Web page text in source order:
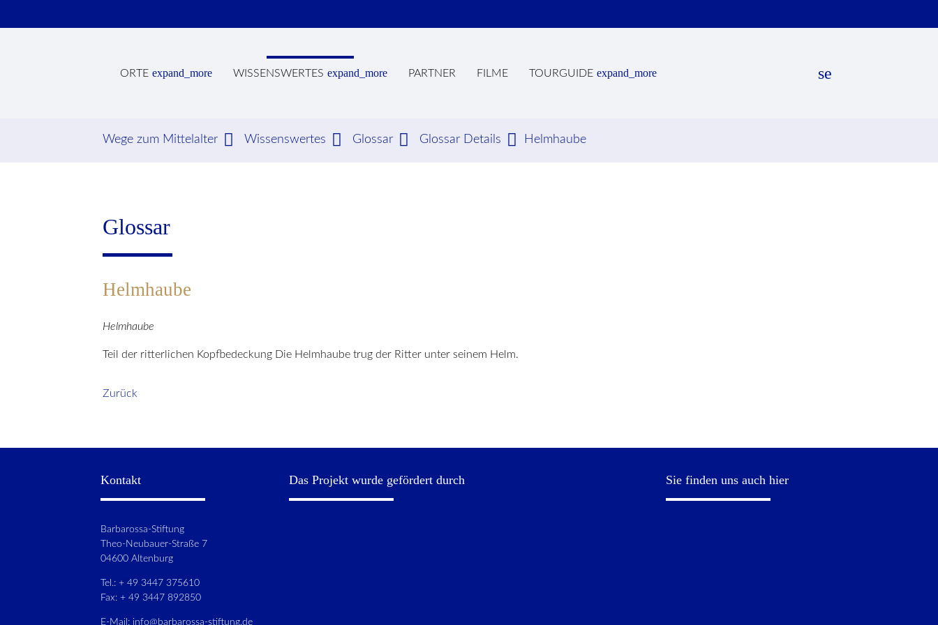
ORTE expand_more WISSENSWERTES expand_more PARTNER FILME TOURGUIDE expand_more search
Wege zum Mittelalter Wissenswertes Glossar Glossar Details Helmhaube
Glossar
Helmhaube
Helmhaube
Teil der ritterlichen Kopfbedeckung Die Helmhaube trug der Ritter unter seinem Helm.
Zurück
Kontakt
Barbarossa-Stiftung
Theo-Neubauer-Straße 7
04600 Altenburg
Tel.: + 49 3447 375610
Fax: + 49 3447 892850
E-Mail: info@barbarossa-stiftung.de
Das Projekt wurde gefördert durch Sie finden uns auch hier